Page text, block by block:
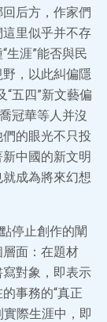
后方，作家們
里似乎并不存
生涯”能否與民
，以此糾偏隱
“五四”新文藝偏
冠華等人并沒
的眼光不只投
中國的新文明
成為將來幻想
停止創作的闡
面：在題材
對象，即表示
事務的“真正
實際生涯中，即